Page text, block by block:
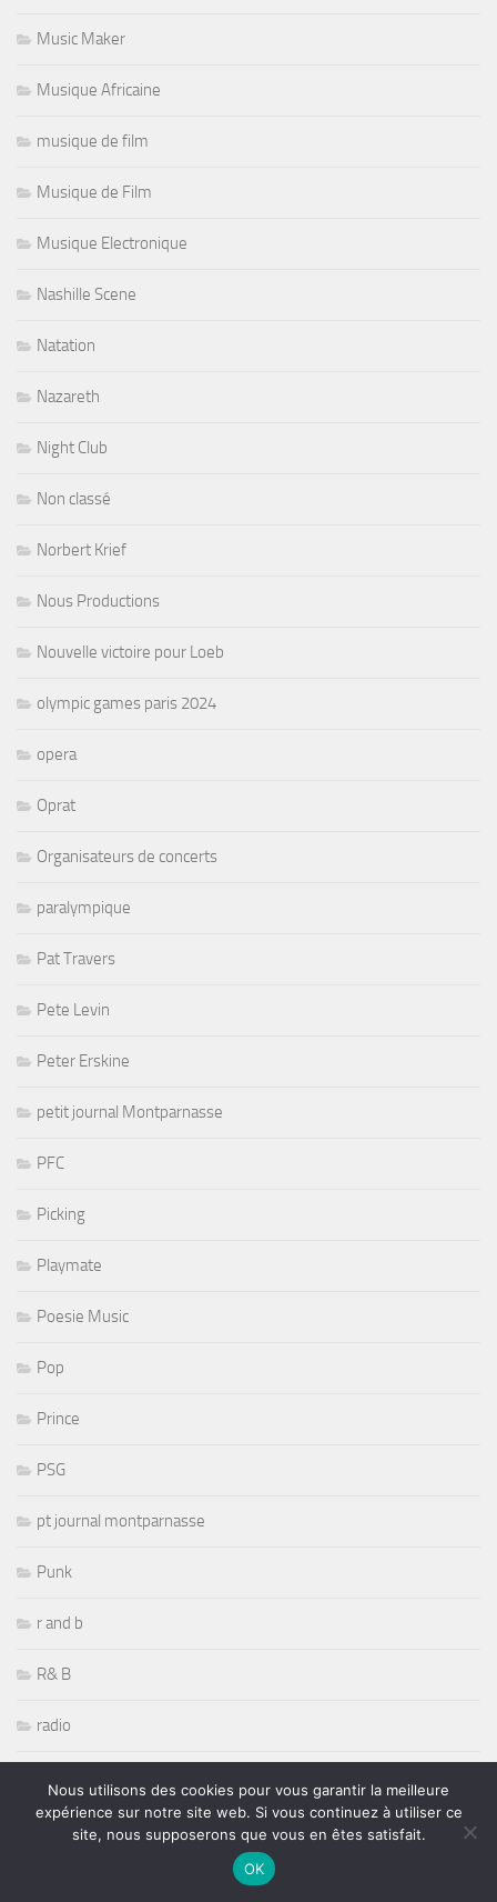
Music Maker
Musique Africaine
musique de film
Musique de Film
Musique Electronique
Nashille Scene
Natation
Nazareth
Night Club
Non classé
Norbert Krief
Nous Productions
Nouvelle victoire pour Loeb
olympic games paris 2024
opera
Oprat
Organisateurs de concerts
paralympique
Pat Travers
Pete Levin
Peter Erskine
petit journal Montparnasse
PFC
Picking
Playmate
Poesie Music
Pop
Prince
PSG
pt journal montparnasse
Punk
r and b
R& B
radio
Nous utilisons des cookies pour vous garantir la meilleure
expérience sur notre site web. Si vous continuez à utiliser ce
site, nous supposerons que vous en êtes satisfait.
OK